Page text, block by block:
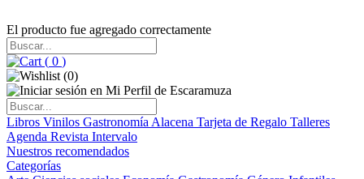
El producto fue agregado correctamente
( 0 )
(0)
Libros Vinilos Gastronomía Alacena Tarjeta de Regalo Talleres
Agenda Revista Intervalo
Nuestros recomendados
Categorías